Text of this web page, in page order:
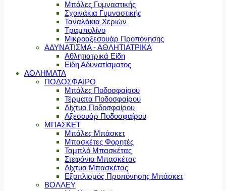
Μπάλες Γυμναστικής
Σχοινάκια Γυμναστικής
Ταναλάκια Χεριών
Τραμπολίνο
Μικροαξεσουάρ Προπόνησης
ΑΔΥΝΑΤΙΣΜΑ - ΑΘΛΗΤΙΑΤΡΙΚΑ
Αθλητιατρικά Είδη
Είδη Αδυνατίσματος
ΑΘΛΗΜΑΤΑ
ΠΟΔΟΣΦΑΙΡΟ
Μπάλες Ποδοσφαίρου
Τέρματα Ποδοσφαίρου
Δίχτυα Ποδοσφαίρου
Αξεσουάρ Ποδοσφαίρου
ΜΠΑΣΚΕΤ
Μπάλες Μπάσκετ
Μπασκέτες Φορητές
Ταμπλό Μπασκέτας
Στεφάνια Μπασκέτας
Δίχτυα Μπασκέτας
Εξοπλισμός Προπόνησης Μπάσκετ
ΒΟΛΛΕΥ